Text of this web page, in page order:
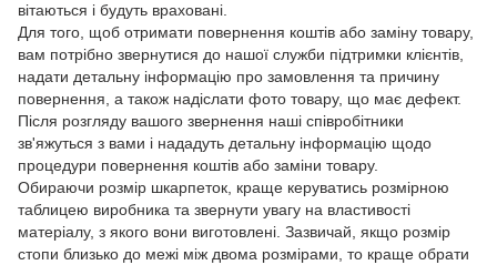
вітаються і будуть враховані.
Для того, щоб отримати повернення коштів або заміну товару,
вам потрібно звернутися до нашої служби підтримки клієнтів,
надати детальну інформацію про замовлення та причину
повернення, а також надіслати фото товару, що має дефект.
Після розгляду вашого звернення наші співробітники
зв'яжуться з вами і нададуть детальну інформацію щодо
процедури повернення коштів або заміни товару.
Обираючи розмір шкарпеток, краще керуватись розмірною
таблицею виробника та звернути увагу на властивості
матеріалу, з якого вони виготовлені. Зазвичай, якщо розмір
стопи близько до межі між двома розмірами, то краще обрати